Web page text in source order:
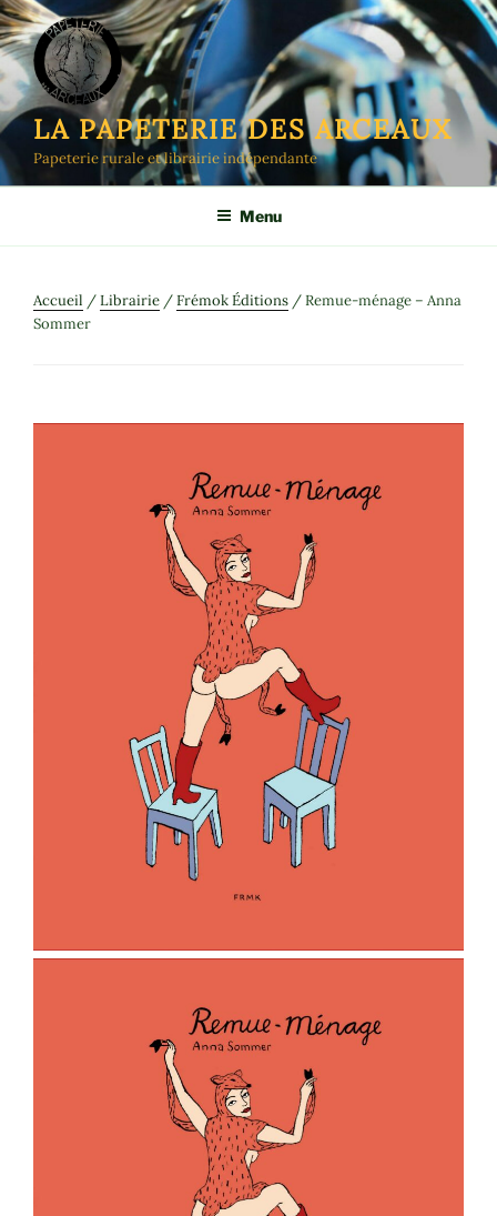
Aller
au
contenu
principal
LA PAPETERIE DES ARCEAUX
Papeterie rurale et librairie indépendante
Menu
Accueil /Librairie /Frémok Éditions / Remue-ménage – Anna
Sommer